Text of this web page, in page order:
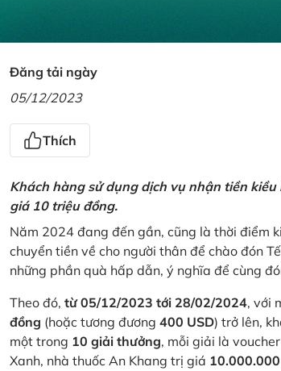
Đăng tải ngày
05/12/2023
Thích
Khách hàng sử dụng dịch vụ nhận tiền
giá 10 triệu đồng.
Năm 2024 đang đến gần, cũng là thời điểm
chuyển tiền về cho người thân để chào đón
những phần quà hấp dẫn, ý nghĩa để cùng
Theo đó, từ 05/12/2023 tới 28/02/2024, với
đồng (hoặc tương đương 400 USD) trở lên,
một trong 10 giải thưởng, mỗi giải là
Xanh, nhà thuốc An Khang trị giá